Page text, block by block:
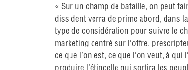
« Sur un champ de bataille, on peut
dissident verra de prime abord, dans
type de considération pour suivre le
marketing centré sur l’offre,
ce que l’on est, ce que l’on veut, à
produire l’étincelle qui sortira les